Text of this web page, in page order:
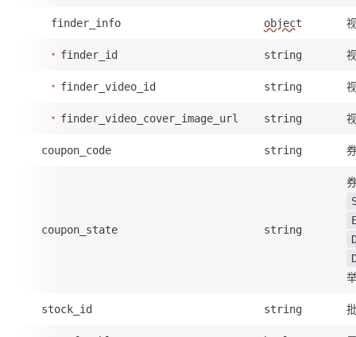
finder_info object
finder_id string
finder_video_id string
finder_video_cover_image_url string
coupon_code string
coupon_state string
stock_id string